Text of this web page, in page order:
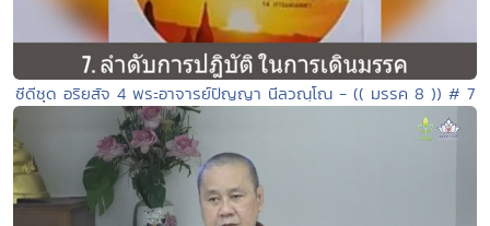
ซีดีชุด อริยสัจ 4 พระอาจารย์ปัญญา นีลวณฺโณ - (( มรรค 8 )) # 7